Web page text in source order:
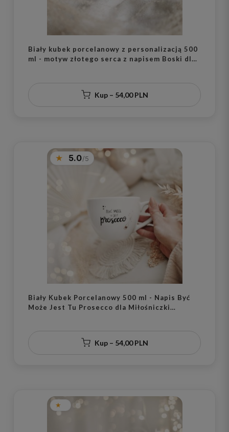
Biały kubek porcelanowy z personalizacją 500
ml - motyw złotego serca z napisem Boski dla
Kup – 54,00 PLN
5.0
Biały Kubek Porcelanowy 500 ml - Napis Być
Może Jest Tu Prosecco dla Miłośniczki
Kup – 54,00 PLN